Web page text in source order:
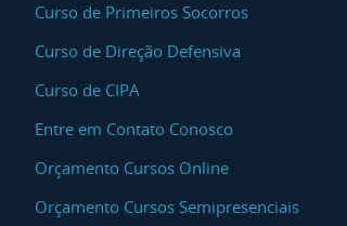
Curso de Primeiros Socorros
Curso de Direção Defensiva
Curso de CIPA
Entre em Contato Conosco
Orçamento Cursos Online
Orçamento Cursos Semipresenciais